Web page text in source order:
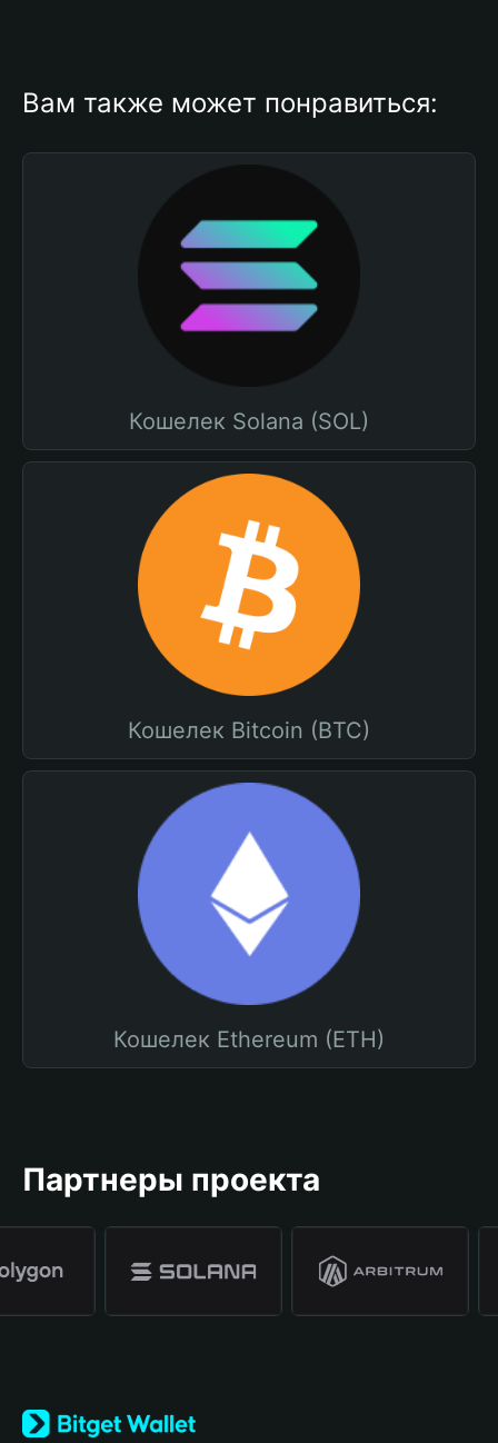
Вам также может понравиться:
Кошелек Solana (SOL)
Кошелек Bitcoin (BTC)
Кошелек Ethereum (ETH)
Партнеры проекта